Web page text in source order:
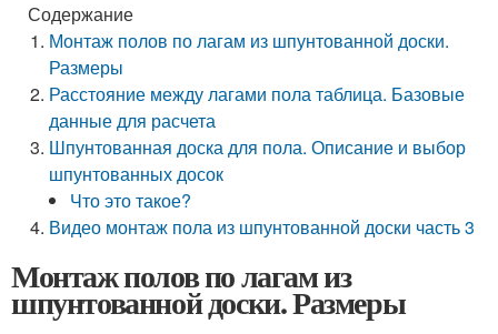
Содержание
Монтаж полов по лагам из шпунтованной доски.
Размеры
Расстояние между лагами пола таблица. Базовые
данные для расчета
Шпунтованная доска для пола. Описание и выбор
шпунтованных досок
Что это такое?
Видео монтаж пола из шпунтованной доски часть 3
Монтаж полов по лагам из
шпунтованной доски. Размеры